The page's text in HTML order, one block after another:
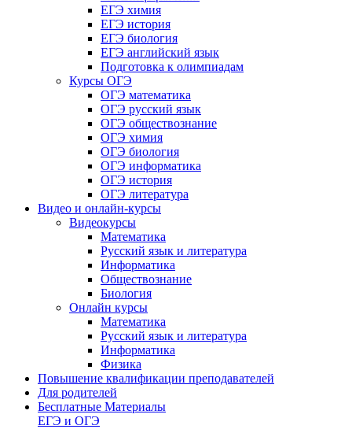
ЕГЭ химия
ЕГЭ история
ЕГЭ биология
ЕГЭ английский язык
Подготовка к олимпиадам
Курсы ОГЭ
ОГЭ математика
ОГЭ русский язык
ОГЭ обществознание
ОГЭ химия
ОГЭ биология
ОГЭ информатика
ОГЭ история
ОГЭ литература
Видео и онлайн-курсы
Видеокурсы
Математика
Русский язык и литература
Информатика
Обществознание
Биология
Онлайн курсы
Математика
Русский язык и литература
Информатика
Физика
Повышение квалификации преподавателей
Для родителей
Бесплатные Материалы
ЕГЭ и ОГЭ